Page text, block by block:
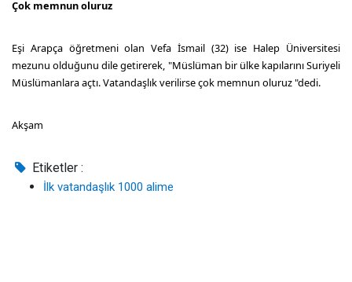
Çok memnun oluruz
Eşi Arapça öğretmeni olan Vefa İsmail (32) ise Halep Üniversitesi
mezunu olduğunu dile getirerek, "Müslüman bir ülke kapılarını Suriyeli
Müslümanlara açtı. Vatandaşlık verilirse çok memnun oluruz "dedi.
Akşam
Etiketler :
İlk vatandaşlık 1000 alime